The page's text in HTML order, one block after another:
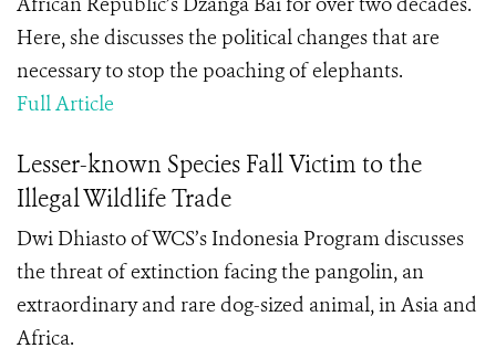
Here, she discusses the political changes that are
necessary to stop the poaching of elephants.
Full Article
Lesser-known Species Fall Victim to the
Illegal Wildlife Trade
Dwi Dhiasto of WCS’s Indonesia Program discusses
the threat of extinction facing the pangolin, an
extraordinary and rare dog-sized animal, in Asia and
Africa.